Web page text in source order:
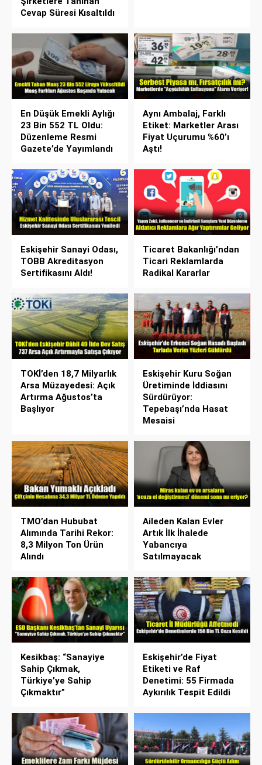
Cevap Süresi Kısaltıldı
En Düşük Emekli Aylığı
23 Bin 552 TL Oldu:
Düzenleme Resmi
Gazete’de Yayımlandı
Aynı Ambalaj, Farklı
Etiket: Marketler Arası
Fiyat Uçurumu %60’ı
Aştı!
Eskişehir Sanayi Odası,
TOBB Akreditasyon
Sertifikasını Aldı!
Ticaret Bakanlığı’ndan
Ticari Reklamlarda
Radikal Kararlar
TOKİ’den 18,7 Milyarlık
Arsa Müzayedesi: Açık
Artırma Ağustos’ta
Başlıyor
Eskişehir Kuru Soğan
Üretiminde İddiasını
Sürdürüyor:
Tepebaşı’nda Hasat
Mesaisi
TMO’dan Hububat
Alımında Tarihi Rekor:
8,3 Milyon Ton Ürün
Alındı
Aileden Kalan Evler
Artık İlk İhalede
Yabancıya
Satılmayacak
Kesikbaş: “Sanayiye
Sahip Çıkmak,
Türkiye’ye Sahip
Çıkmaktır”
Eskişehir’de Fiyat
Etiketi ve Raf
Denetimi: 55 Firmada
Aykırılık Tespit Edildi